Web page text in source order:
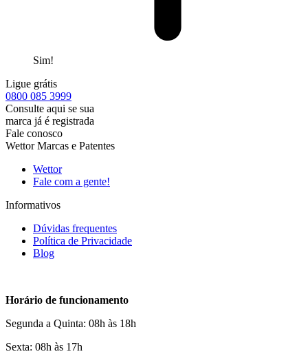
Sim!
Ligue grátis
0800 085 3999
Consulte aqui se sua
marca já é registrada
Fale conosco
Wettor Marcas e Patentes
Wettor
Fale com a gente!
Informativos
Dúvidas frequentes
Política de Privacidade
Blog
Horário de funcionamento
Segunda a Quinta: 08h às 18h
Sexta: 08h às 17h